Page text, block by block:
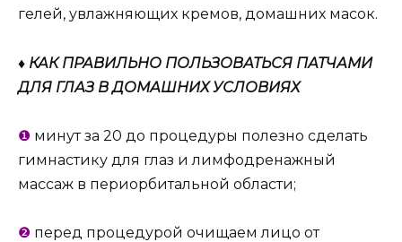
гелей, увлажняющих кремов, домашних масок.
♦ КАК ПРАВИЛЬНО ПОЛЬЗОВАТЬСЯ ПАТЧАМИ
ДЛЯ ГЛАЗ В ДОМАШНИХ УСЛОВИЯХ
❶ минут за 20 до процедуры полезно сделать
гимнастику для глаз и лимфодренажный
массаж в периорбитальной области;
❷ перед процедурой очищаем лицо от